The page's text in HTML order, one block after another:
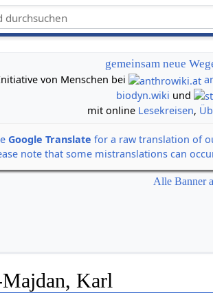
gemeinsam neue
von Menschen bei
biodyn.wiki und
mit online Lesekreisen,
Google Translate for a raw translation of
note that some mistranslations can
Alle Banner
Karl